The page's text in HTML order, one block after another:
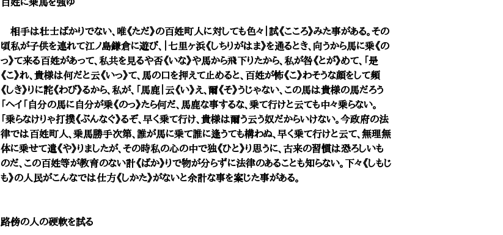
相手は壮士ばかりでない、唯《ただ》の百姓町人に対しても色々｜試《こころ》みた事がある。その
頃私が子供を連れて江ノ島鎌倉に遊び、｜七里ヶ浜《しちりがはま》を通るとき、向うから馬に乗《の
っ》て来る百姓があって、私共を見るや否《いな》や馬から飛下りたから、私が咎《とが》めて、「是
《こ》れ、貴様は何だと云《いっ》て、馬の口を押えて止めると、百姓が怖《こ》わそうな顔をして頻
《しき》りに詫《わび》るから、私が、「馬鹿｜云《い》え、爾《そ》うじゃない、この馬は貴様の馬だろう
「ヘイ「自分の馬に自分が乗《のっ》たら何だ、馬鹿な事するな、乗て行けと云ても中々乗らない。
「乗らなけりゃ打撲《ぶんなぐ》るぞ、早く乗て行け、貴様は爾う云う奴だからいけない。今政府の法
律では百姓町人、乗馬勝手次第、誰が馬に乗て誰に逢うても構わぬ、早く乗て行けと云て、無理無
体に乗せて遣《や》りましたが、その時私の心の中で独《ひと》り思うに、古来の習慣は恐ろしいも
のだ、この百姓等が教育のない計《ばか》りで物が分らずに法律のあることも知らない。下々《しもじ
も》の人民がこんなでは仕方《しかた》がないと余計な事を案じた事がある。
路傍の人の硬軟を試る